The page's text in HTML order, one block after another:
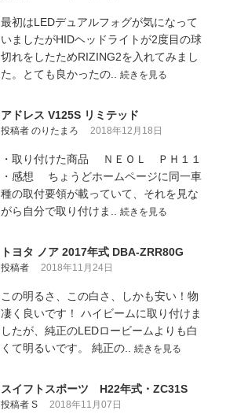
最初はLEDデュアルフォグが気になって
いましたがHIDヘッドライトが2度目の球
切れをしたためRIZING2を入れてみまし
た。とても良かったの.. 続きを見る
アドレス V125S リミテッド
投稿者 のりたまろ 2018年12月18日
・取り付けた商品 ＮＥＯＬ ＰＨ１１
・感想 ちょうどホームページに同一車
種の取付要領が載っていて、それを見な
がら自分で取り付けま.. 続きを見る
トヨタ ノア 2017年式 DBA-ZRR80G
投稿者 2018年11月24日
この明るさ、この白さ、しかも安い！物
凄く良いです！ ハイビームに取り付けま
したが、純正のLEDロービームよりも白
くて明るいです。 純正の.. 続きを見る
スイフトスポーツ H22年式・ZC31S
投稿者 S 2018年11月07日